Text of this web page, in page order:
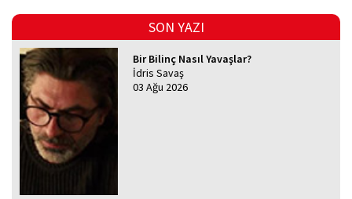
SON YAZI
Bir Bilinç Nasıl Yavaşlar?
İdris Savaş
03 Ağu 2026